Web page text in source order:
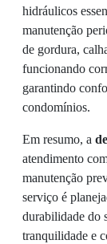
hidráulicos
manutenção
de gordura,
funcionando
garantindo
condomínios.
Em resumo, a
atendimento
manutenção
serviço é
durabilidade do
tranquilidade e